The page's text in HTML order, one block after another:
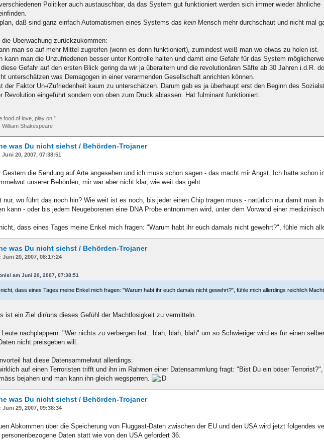
Politiker auch austauschbar, da das System gut funktioniert werden sich immer wieder
daß sind ganz einfach Automatismen eines Systems das kein Mensch mehr durchschaut und nicht mal
die Überwachung zurückzukommen:
man so auf mehr Mittel zugreifen (wenn es denn funktioniert), zumindest weiß man wo etwas zu holen ist.
kann man die Unzufriedenen besser unter Kontrolle halten und damit eine Gefahr für das System
Gefahr auf den ersten Blick gering da wir ja überaltern und die revolutionären Säfte ab 30 Jahren i.d.R.
unterschätzen was Demagogen in einer verarmenden Gesellschaft anrichten können.
der Faktor Un-/Zufriedenheit kaum zu unterschätzen. Darum gab es ja überhaupt erst den Beginn des
Revolution eingeführt sondern von oben zum Druck ablassen. Hat fulminant funktioniert.
food of love, play on!”
was Du nicht siehst / Behörden-Trojaner
20, 2007, 07:38:51
Gestern die Sendung auf Arte angesehen und ich muss schon sagen - das macht mir Angst. Ich hatte schon
unserer Behörden, mir war aber nicht klar, wie weit das geht.
nur, wo führt das noch hin? Wie weit ist es noch, bis jeder einen Chip tragen muss - natürlich nur damit man
kann - oder bis jedem Neugeborenen eine DNA Probe entnommen wird, unter dem Vorwand einer
dass eines Tages meine Enkel mich fragen: "Warum habt ihr euch damals nicht gewehrt?", fühle mich
was Du nicht siehst / Behörden-Trojaner
20, 2007, 08:17:24
am Juni 20, 2007, 07:38:51
dass eines Tages meine Enkel mich fragen: "Warum habt ihr euch damals nicht gewehrt?", fühle mich allerdings reichlich
ist ein Ziel dir/uns dieses Gefühl der Machtlosigkeit zu vermitteln.
Leute nachplappern: "Wer nichts zu verbergen hat...blah, blah, blah" um so Schwieriger wird es für einen
nicht preisgeben will.
hat diese Datensammelwut allerdings:
auf einen Terroristen trifft und ihn im Rahmen einer Datensammlung fragt: "Bist Du ein böser
bejahen und man kann ihn gleich wegsperren.
was Du nicht siehst / Behörden-Trojaner
29, 2007, 09:38:34
Abkommen über die Speicherung von Fluggast-Daten zwischen der EU und den USA wird jetzt folgendes
personenbezogene Daten statt wie von den USA gefordert 36.